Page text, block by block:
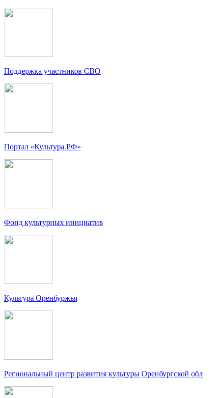
Поддержка участников СВО
Портал «Культура.РФ»
Фонд культурных инициатив
Культура Оренбуржья
Региональный центр развития культуры Оренбургской обл